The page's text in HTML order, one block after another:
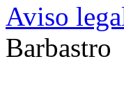
Aviso
Barbastro